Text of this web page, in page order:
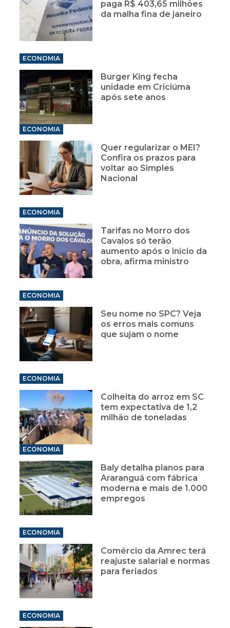
paga R$ 403,65 milhões
da malha fina de janeiro
ECONOMIA
Burger King fecha
unidade em Criciúma
após sete anos
ECONOMIA
Quer regularizar o MEI?
Confira os prazos para
voltar ao Simples
Nacional
ECONOMIA
Tarifas no Morro dos
Cavalos só terão
aumento após o início da
obra, afirma ministro
ECONOMIA
Seu nome no SPC? Veja
os erros mais comuns
que sujam o nome
ECONOMIA
Colheita do arroz em SC
tem expectativa de 1,2
milhão de toneladas
ECONOMIA
Baly detalha planos para
Araranguá com fábrica
moderna e mais de 1.000
empregos
ECONOMIA
Comércio da Amrec terá
reajuste salarial e normas
para feriados
ECONOMIA